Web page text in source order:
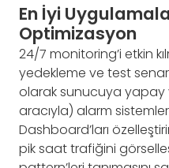
En İyi
Optimizasyon
24/7 monitoring’i etkin
yedekleme ve test
olarak sunucuya yapay
aracıyla) alarm
Dashboard’ları
pik saat trafiğini